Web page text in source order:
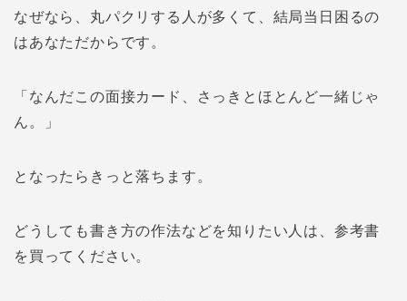
なぜなら、丸パクリする人が多くて、結局当日困るの
はあなただからです。
「なんだこの面接カード、さっきとほとんど一緒じゃ
ん。」
となったらきっと落ちます。
どうしても書き方の作法などを知りたい人は、参考書
を買ってください。